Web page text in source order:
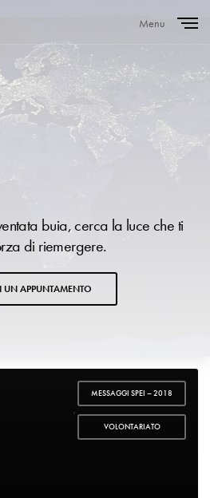
Menu
buia, cerca la luce che ti
di riemergere.
UN APPUNTAMENTO
MESSAGGI SPEI – 2018
,
VOLONTARIATO